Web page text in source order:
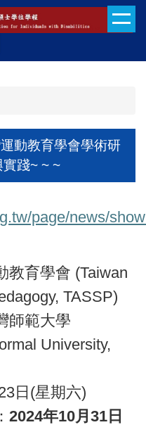
動教育學會學術研
踐~ ~ ~
page/news/
教育學會 (Taiwan
TASSP)
大學
University,
日 (星期六)
2024年10月 31 日